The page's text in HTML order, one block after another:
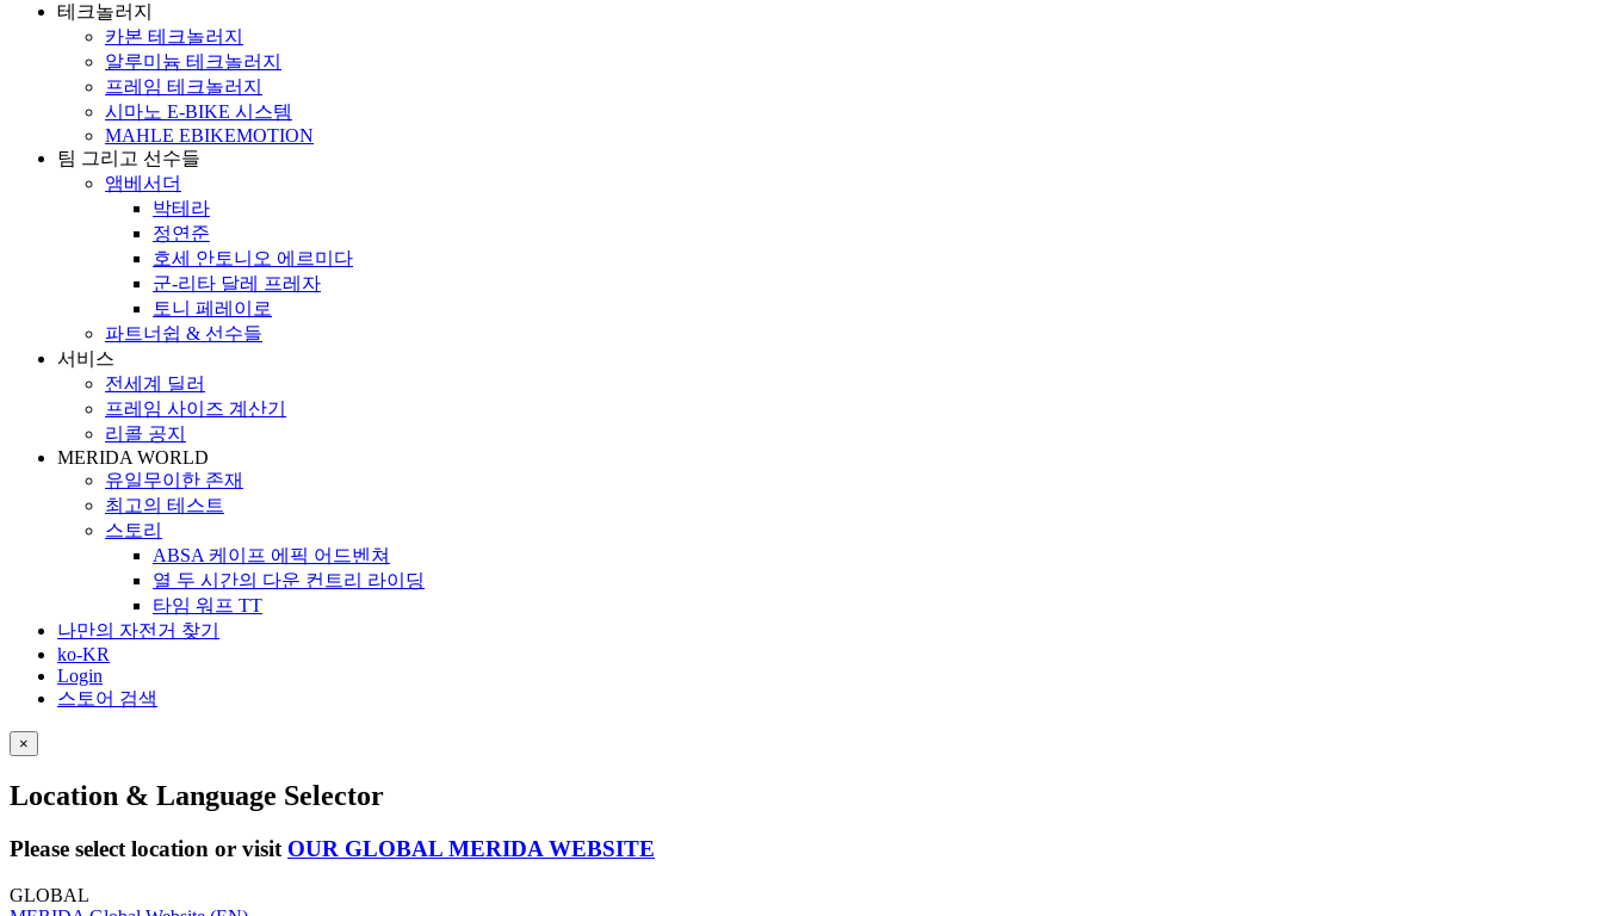
테크놀러지
카본 테크놀러지
알루미늄 테크놀러지
프레임 테크놀러지
시마노 E-BIKE 시스템
MAHLE EBIKEMOTION
팀 그리고 선수들
앰베서더
박테라
정연준
호세 안토니오 에르미다
군-리타 달레 프레자
토니 페레이로
파트너쉽 & 선수들
서비스
전세계 딜러
프레임 사이즈 계산기
리콜 공지
MERIDA WORLD
유일무이한 존재
최고의 테스트
스토리
ABSA 케이프 에픽 어드벤쳐
열 두 시간의 다운 컨트리 라이딩
타임 워프 TT
나만의 자전거 찾기
ko-KR
Login
스토어 검색
×
Location & Language Selector
Please select location or visit OUR GLOBAL MERIDA WEBSITE
GLOBAL